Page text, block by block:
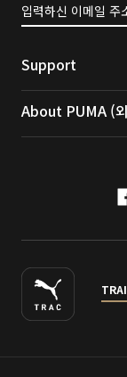
입력하신 이메일 주
Support
About PUMA (